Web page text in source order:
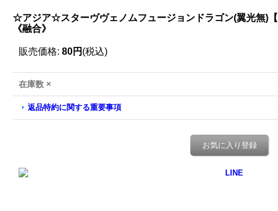
☆アジア☆スターヴヴェノムフュージョンドラゴン(翼光無)
《融合》
販売価格: 80円 (税込)
在庫数 ×
返品特約に関する重要事項
お気に入り登録